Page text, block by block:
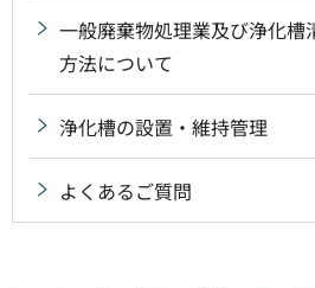
一般廃棄物処理業及び浄化槽
方法について
浄化槽の設置・維持管理
よくあるご質問